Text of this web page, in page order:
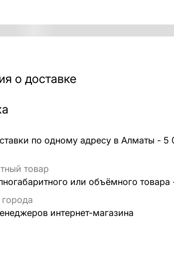
о доставке
по одному адресу в Алматы -
товар
или объёмного
интернет-магазина